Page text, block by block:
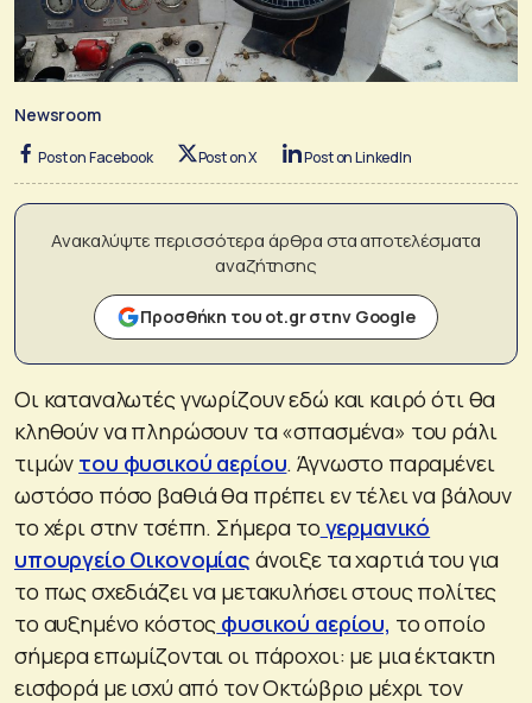
Newsroom
Post on Facebook Post on X Post on LinkedIn
Ανακαλύψτε περισσότερα άρθρα στα αποτελέσματα
αναζήτησης
Προσθήκη του ot.gr στην Google
Οι καταναλωτές γνωρίζουν εδώ και καιρό ότι θα
κληθούν να πληρώσουν τα «σπασμένα» του ράλι
τιμών του φυσικού αερίου. Άγνωστο παραμένει
ωστόσο πόσο βαθιά θα πρέπει εν τέλει να βάλουν
το χέρι στην τσέπη. Σήμερα το γερμανικό
υπουργείο Οικονομίας άνοιξε τα χαρτιά του για
το πως σχεδιάζει να μετακυλήσει στους πολίτες
το αυξημένο κόστος φυσικού αερίου, το οποίο
σήμερα επωμίζονται οι πάροχοι: με μια έκτακτη
εισφορά με ισχύ από τον Οκτώβριο μέχρι τον